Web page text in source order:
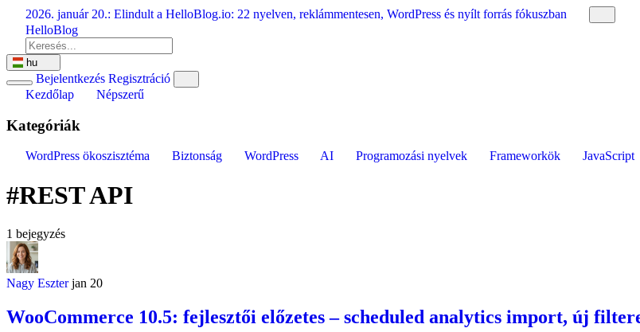
Ugrás
tartalomra
2026. január 20.: Elindult a HelloBlog.io: 22 nyelven, reklámmentesen, WordPress és nyílt forrás fókuszban
HelloBlog
hu
Bejelentkezés Regisztráció
Kezdőlap
Népszerű
Kategóriák
WordPress ökoszisztéma Biztonság WordPress AI Programozási nyelvek Frameworkök JavaScript
#REST API
1 bejegyzés
Nagy Eszter jan 20
WooCommerce 10.5: fejlesztői előzetes – scheduled analytics import, új